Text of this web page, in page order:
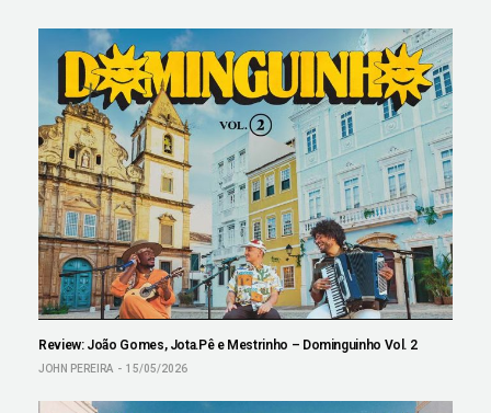
Review: João Gomes, Jota.Pê e Mestrinho – Dominguinho Vol. 2
JOHN PEREIRA 15/05/2026